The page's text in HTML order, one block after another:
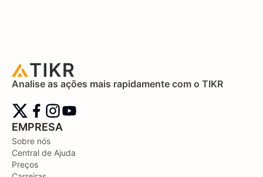
Analise as ações mais rapidamente com o TIKR
EMPRESA
Sobre nós
Central de Ajuda
Preços